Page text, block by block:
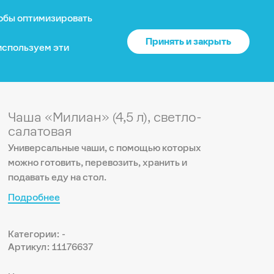
Гарантия
О нас
Ваше местоположение
США?Да Нет
Изменить
Чаша «Милиан» (4,5 л), светло-
салатовая
Универсальные чаши, с помощью которых
можно готовить, перевозить, хранить и
подавать еду на стол.
Подробнее
Категории: -
Артикул: 11176637
оптимизировать
эти
Принять и закрыть